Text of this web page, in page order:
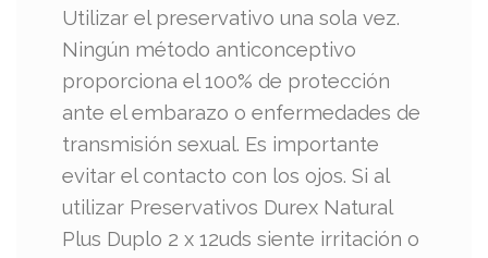
Utilizar el preservativo una sola vez.
Ningún método anticonceptivo
proporciona el 100% de protección
ante el embarazo o enfermedades de
transmisión sexual. Es importante
evitar el contacto con los ojos. Si al
utilizar Preservativos Durex Natural
Plus Duplo 2 x 12uds siente irritación o